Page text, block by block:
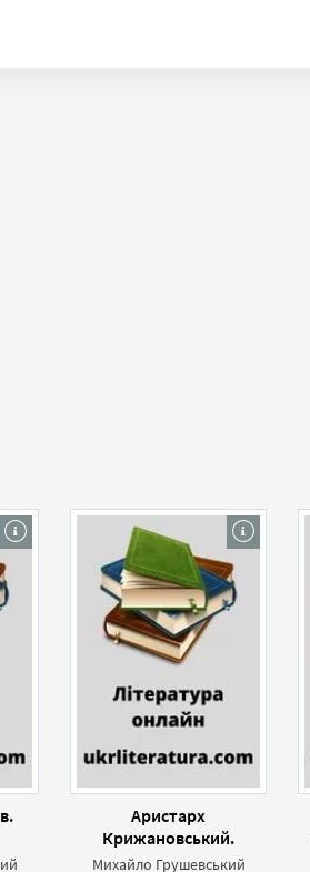
Аристарх
Крижановський.
Некрольоґ
Михайло Грушевський